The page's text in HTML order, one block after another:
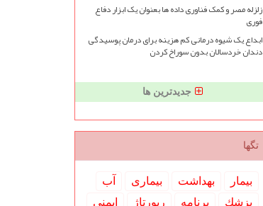
زلزله مصر و کمک فناوری داده ها بعنوان یک ابزار دفاع
فوری
ابداع یک شیوه درمانی کم هزینه برای درمان پوسیدگی
دندان خردسالان بدون سوراخ کردن
جدیدترین ها
تگها
بیمار بهداشت بیماری
آب
پزشك
برنامه رپورتاژ ایمنی